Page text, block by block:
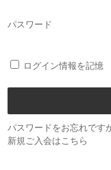
パスワード
ログイン情報を記憶
パスワードをお忘れです
新規ご入会はこちら